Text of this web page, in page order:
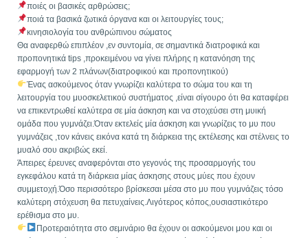
ποιές οι βασικές αρθρώσεις;
ποιά τα βασικά ζωτικά όργανα και οι λειτουργίες τους;
κινησιολογία του ανθρώπινου σώματος
Θα αναφερθώ επιπλέον ,εν συντομία, σε σημαντικά διατροφικά και
προπονητικά tips ,προκειμένου να γίνει πλήρης η κατανόηση της
εφαρμογή των 2 πλάνων(διατροφικού και προπονητικού)
Ένας ασκούμενος όταν γνωρίζει καλύτερα το σώμα του και τη
λειτουργία του μυοσκελετικού συστήματος ,είναι σίγουρο ότι θα καταφέρει
να επικεντρωθεί καλύτερα σε μία άσκηση και να στοχεύσει στη μυική
ομάδα που γυμνάζει.Όταν εκτελείς μία άσκηση και γνωρίζεις το μυ που
γυμνάζεις ,τον κάνεις εικόνα κατά τη διάρκεια της εκτέλεσης και στέλνεις το
μυαλό σου ακριβώς εκεί.
Άπειρες έρευνες αναφερόνται στο γεγονός της προσαρμογής του
εγκεφάλου κατά τη διάρκεια μίας άσκησης στους μύες που έχουν
συμμετοχή.Όσο περισσότερο βρίσκεσαι μέσα στο μυ που γυμνάζεις τόσο
καλύτερη στόχευση θα πετυχαίνεις.Λιγότερος κόπος,ουσιαστικότερο
ερέθισμα στο μυ.
Προτεραιότητα στο σεμινάριο θα έχουν οι ασκούμενοι μου και οι